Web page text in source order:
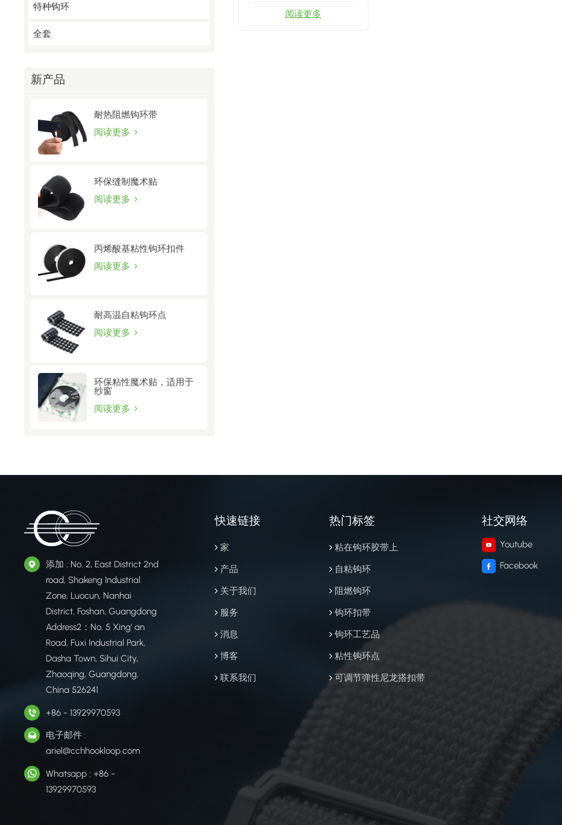
特种钩环
全套
新产品
耐热阻燃钩环带
阅读更多
环保缝制魔术贴
阅读更多
丙烯酸基粘性钩环扣件
阅读更多
耐高温自粘钩环点
阅读更多
环保粘性魔术贴，适用于
纱窗
阅读更多
阅读更多
添加 : No. 2, East District 2nd
road, Shakeng Industrial
Zone, Luocun, Nanhai
District, Foshan, Guangdong
Address2：No. 5 Xing' an
Road, Fuxi Industrial Park,
Dasha Town, Sihui City,
Zhaoqing, Guangdong,
China 526241
+86 - 13929970593
电子邮件 :
ariel@cchhookloop.com
Whatsapp : +86 -
13929970593
快速链接
家
产品
关于我们
服务
消息
博客
联系我们
热门标签
粘在钩环胶带上
自粘钩环
阻燃钩环
钩环扣带
钩环工艺品
粘性钩环点
可调节弹性尼龙搭扣带
社交网络
Youtube
Facebook